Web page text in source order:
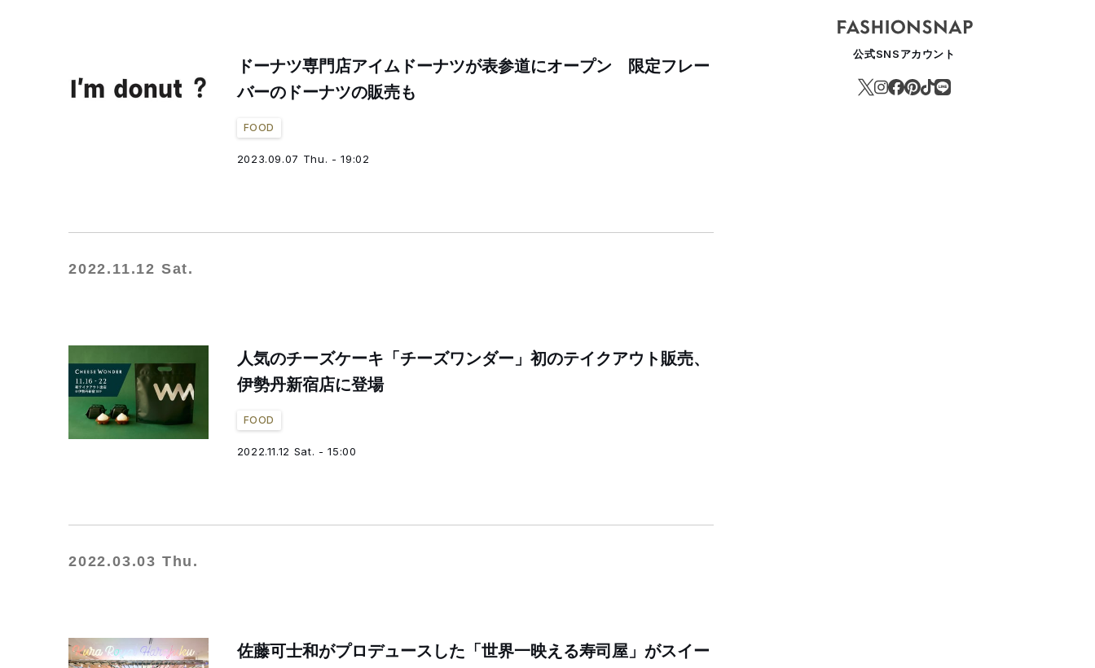
ドーナツ専門店アイムドーナツが表参道にオープン 限定フレー
バーのドーナツの販売も
FOOD
2023.09.07 Thu. - 19:02
2022.11.12 Sat.
人気のチーズケーキ「チーズワンダー」初のテイクアウト販売、
伊勢丹新宿店に登場
FOOD
2022.11.12 Sat. - 15:00
2022.03.03 Thu.
佐藤可士和がプロデュースした「世界一映える寿司屋」がスイー
公式SNSアカウント